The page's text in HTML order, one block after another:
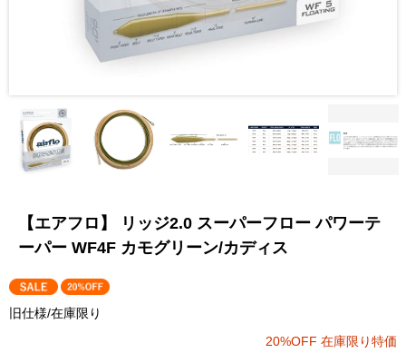
【エアフロ】 リッジ2.0 スーパーフロー パワーテ
ーパー WF4F カモグリーン/カディス
旧仕様/在庫限り
20%OFF 在庫限り特価